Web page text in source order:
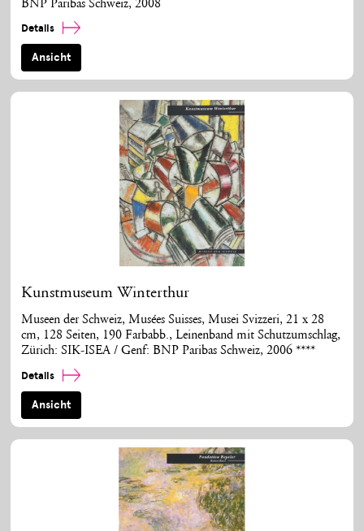
BNP Paribas Schweiz, 2008
Details
Ansicht
Kunstmuseum Winterthur
Museen der Schweiz, Musées Suisses, Musei Svizzeri, 21 x 28
cm, 128 Seiten, 190 Farbabb., Leinenband mit Schutzumschlag,
Zürich: SIK-ISEA / Genf: BNP Paribas Schweiz, 2006 ****
Details
Ansicht